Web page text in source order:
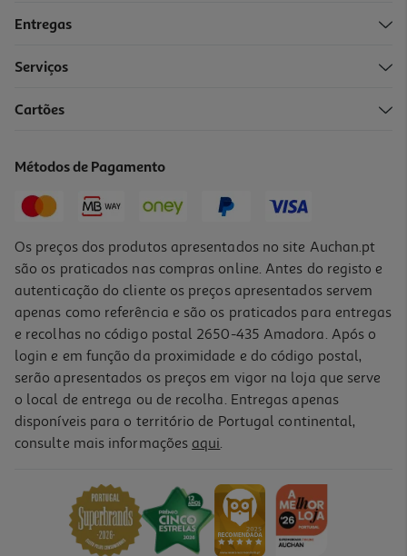
4.8 (15297)
Smartphone Samsung Galaxy S26 Ultra 256gb Branco
1.399,99 €
Entregas
Serviços
Cartões
Métodos de Pagamento
Os preços dos produtos apresentados no site Auchan.pt
são os praticados nas compras online. Antes do registo e
autenticação do cliente os preços apresentados servem
apenas como referência e são os praticados para entregas
e recolhas no código postal 2650-435 Amadora. Após o
login e em função da proximidade e do código postal,
serão apresentados os preços em vigor na loja que serve
o local de entrega ou de recolha. Entregas apenas
disponíveis para o território de Portugal continental,
consulte mais informações aqui.